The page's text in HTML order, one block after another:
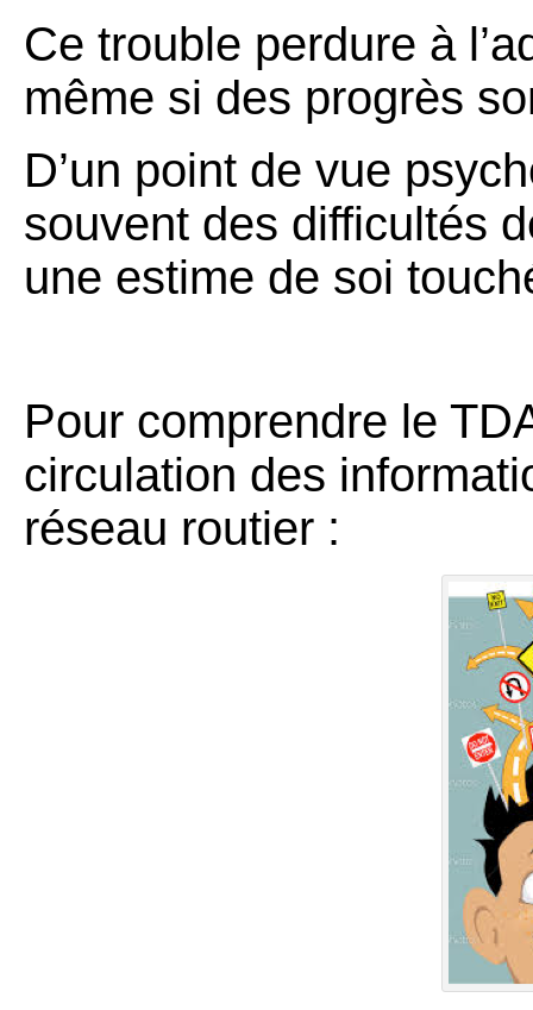
Ce trouble perdure à
même si des progrès
D’un point de vue
souvent des difficultés
une estime de soi
Pour comprendre le
circulation des
réseau routier :